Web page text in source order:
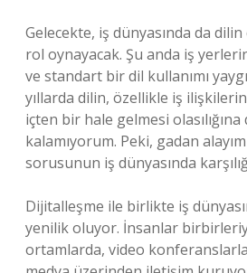
Gelecekte, iş dünyasında da
rol oynayacak. Şu anda iş
ve standart bir dil kullanımı
yıllarda dilin, özellikle iş
içten bir hale gelmesi olasılığına
kalamıyorum. Peki, gadan
sorusunun iş dünyasında
Dijitalleşme ile birlikte iş
yenilik oluyor. İnsanlar
ortamlarda, video